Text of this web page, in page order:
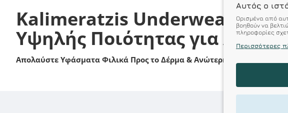
Kalimeratzis Underwear :
Υψηλής Ποιότητας για
Απολαύστε Υφάσματα Φιλικά Προς το Δέρμα & Ανώτερη Ποιότητα σε
Αυτός ο
Ορισμένα από
βοηθούν να
πληροφορίες
Περισσότερες